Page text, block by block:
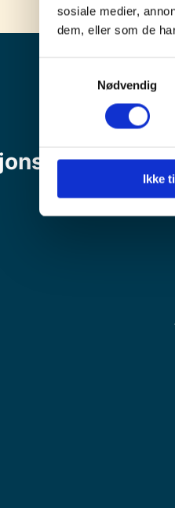
sosiale medier,
dem, eller som de
Nødvendig
Ikke